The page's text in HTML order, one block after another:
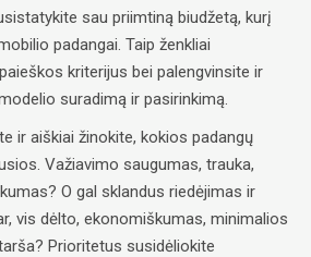
sau priimtiną biudžetą, kurį
padangai. Taip ženkliai
kriterijus bei palengvinsite ir
suradimą ir pasirinkimą.
ir aiškiai žinokite, kokios padangų
Važiavimo saugumas, trauka,
O gal sklandus riedėjimas ir
vis dėlto, ekonomiškumas, minimalios
Prioritetus susidėliokite